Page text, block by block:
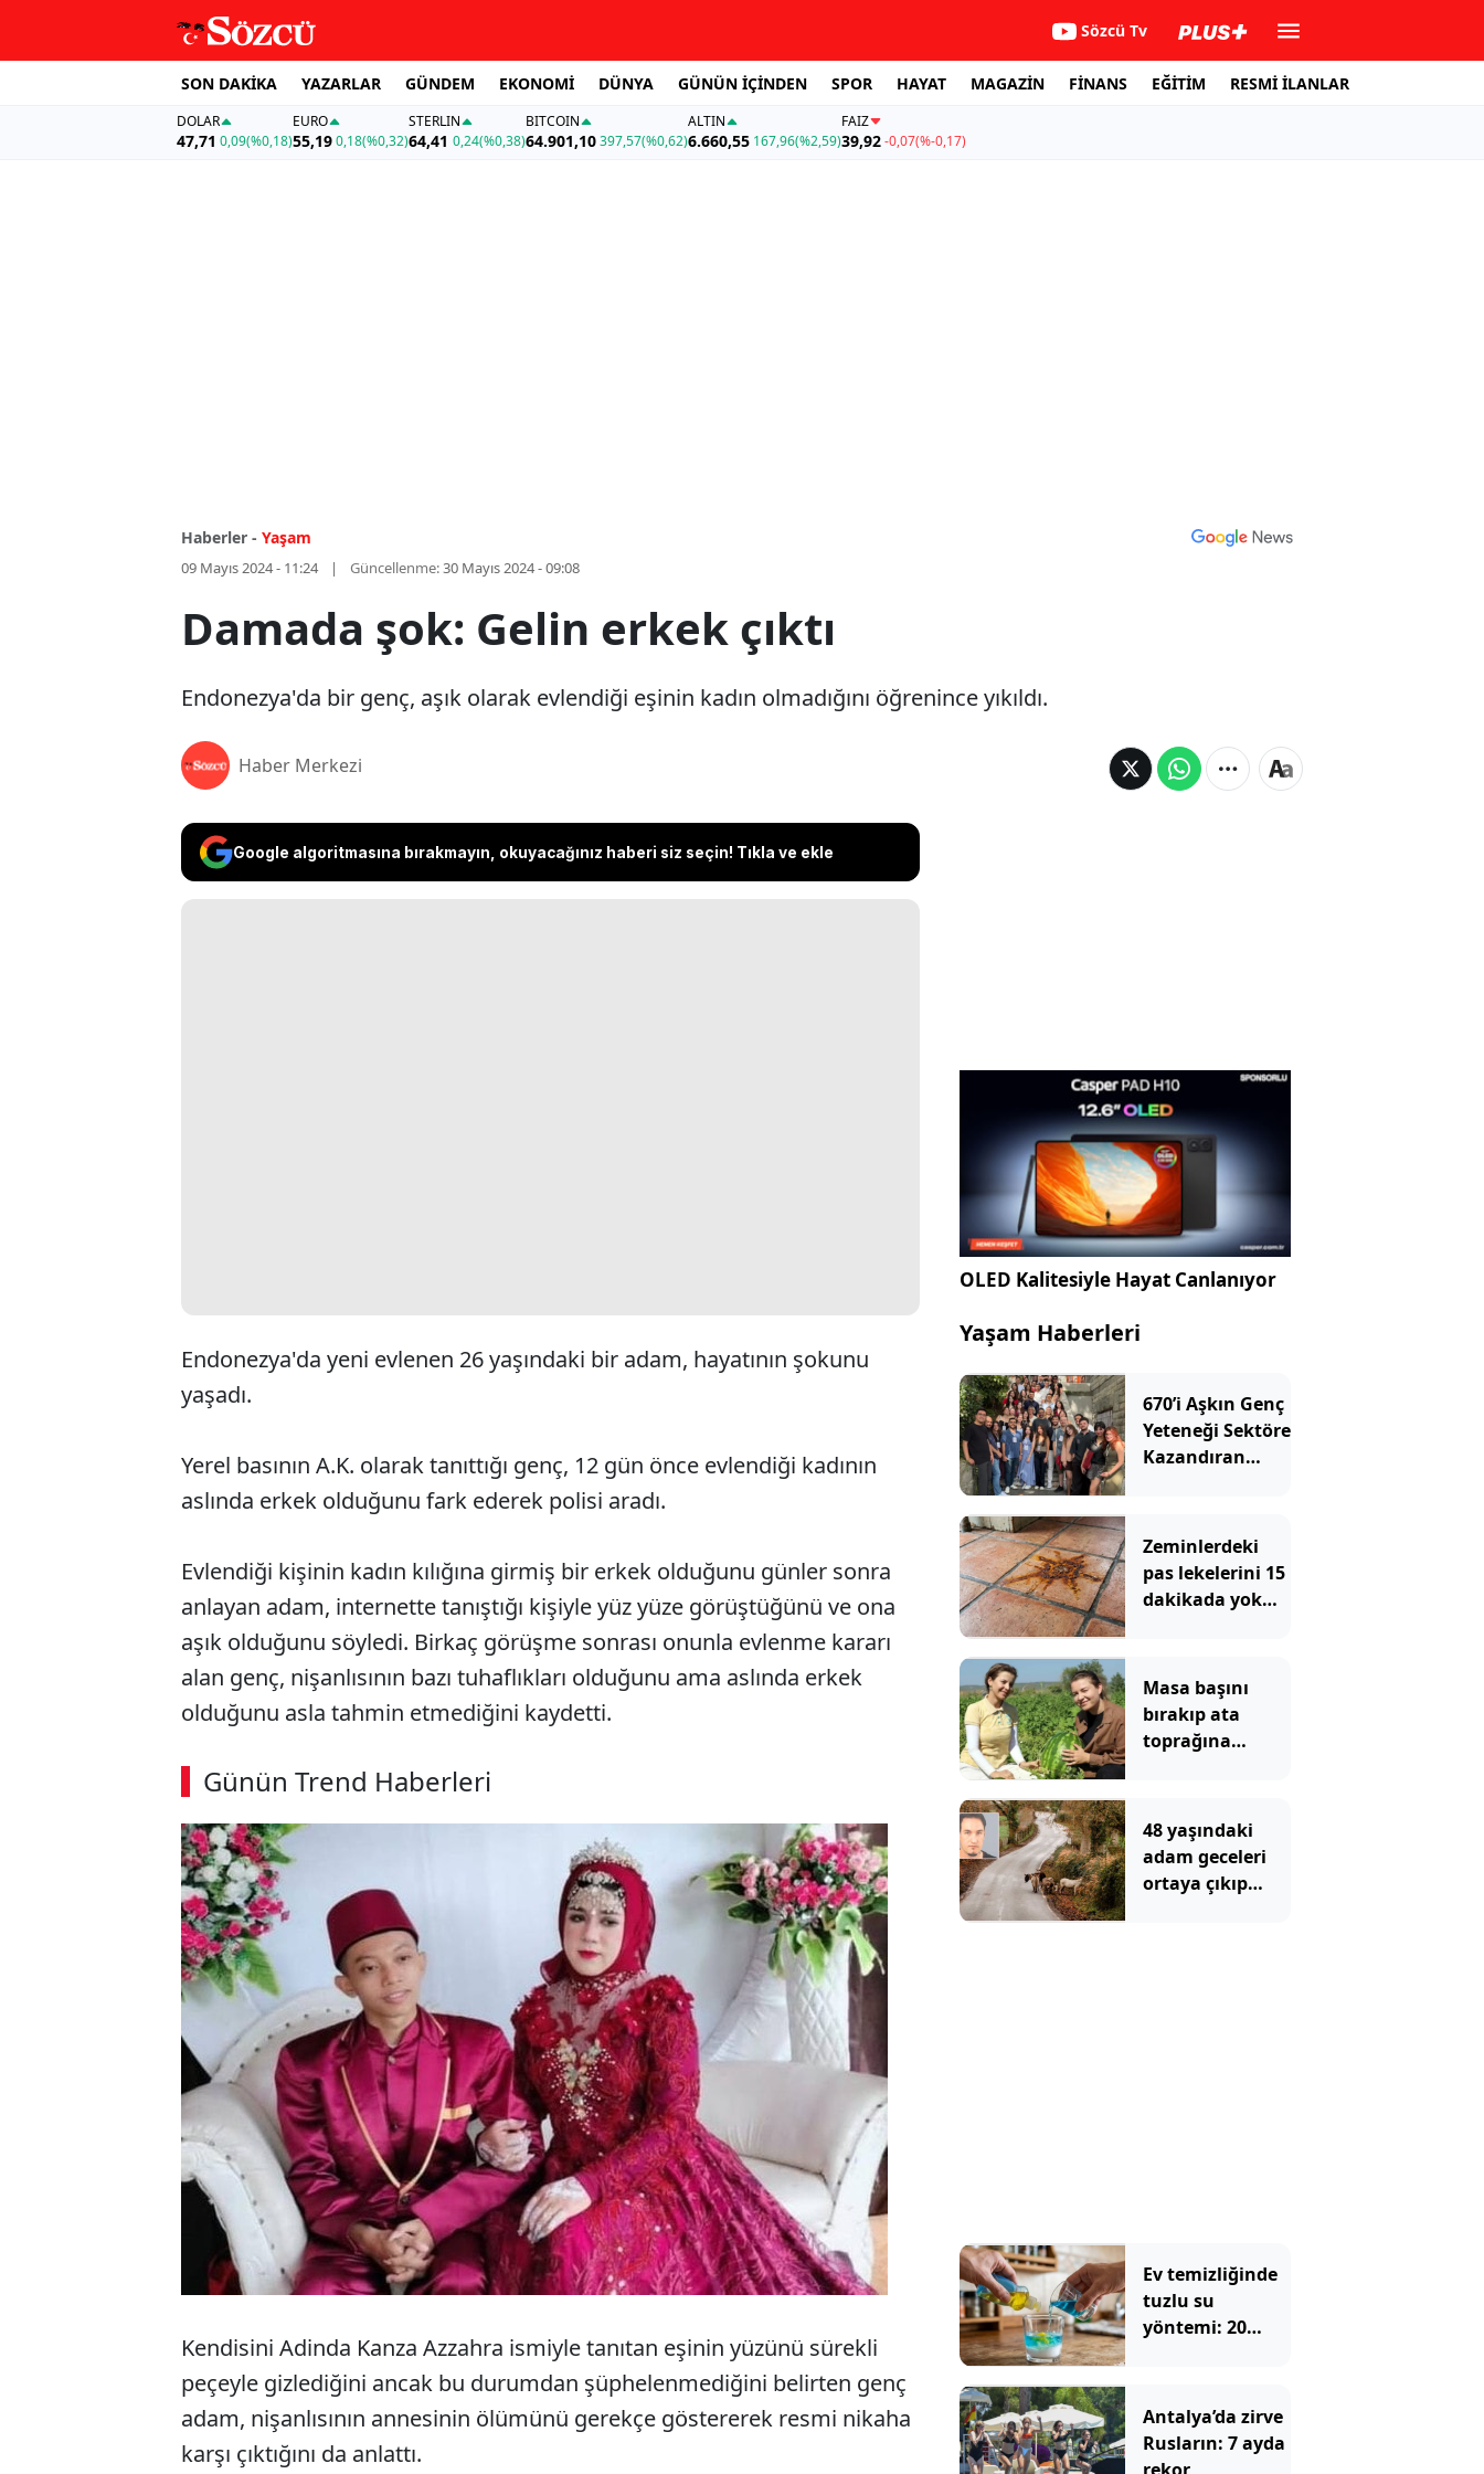
Sözcü Tv
SON DAKİKA YAZARLAR GÜNDEM EKONOMİ DÜNYA GÜNÜN İÇİNDEN SPOR HAYAT MAGAZİN FİNANS EĞİTİM RESMİ İLANLAR
DOLAR
47,71 0,09(%0,18)
EURO
55,19 0,18(%0,32)
STERLIN
64,41 0,24(%0,38)
BITCOIN
64.901,10397,57(%0,62)
ALTIN
6.660,55 167,96(%2,59)
FAİZ
39,92-0,07(%-0,17)
Haberler - Yaşam
09 Mayıs 2024 - 11:24 Güncellenme:30 Mayıs 2024 - 09:08
Damada şok: Gelin erkek çıktı
Endonezya'da bir genç, aşık olarak evlendiği eşinin kadın olmadığını öğrenince yıkıldı.
Haber Merkezi
Google algoritmasına bırakmayın, okuyacağınız haberi siz seçin! Tıkla ve ekle
Endonezya'da yeni evlenen 26 yaşındaki bir adam, hayatının şokunu
yaşadı.
Yerel basının A.K. olarak tanıttığı genç, 12 gün önce evlendiği kadının
aslında erkek olduğunu fark ederek polisi aradı.
Evlendiği kişinin kadın kılığına girmiş bir erkek olduğunu günler sonra
anlayan adam, internette tanıştığı kişiyle yüz yüze görüştüğünü ve ona
aşık olduğunu söyledi. Birkaç görüşme sonrası onunla evlenme kararı
alan genç, nişanlısının bazı tuhaflıkları olduğunu ama aslında erkek
olduğunu asla tahmin etmediğini kaydetti.
Günün Trend Haberleri
Kendisini Adinda Kanza Azzahra ismiyle tanıtan eşinin yüzünü sürekli
peçeyle gizlediğini ancak bu durumdan şüphelenmediğini belirten genç
adam, nişanlısının annesinin ölümünü gerekçe göstererek resmi nikaha
karşı çıktığını da anlattı.
OLED Kalitesiyle Hayat Canlanıyor
Yaşam Haberleri
670’i Aşkın Genç
Yeteneği Sektöre
Kazandıran
Tamamladı
Zeminlerdeki
pas lekelerini 15
dakikada yok
malzeme yeterli
Masa başını
bırakıp ata
toprağına
kardeş şimdi
herkese ilham
oluyor
48 yaşındaki
adam geceleri
ortaya çıkıp
Ev temizliğinde
tuzlu su
yöntemi: 20
deniyor
Antalya’da zirve
Rusların: 7 ayda